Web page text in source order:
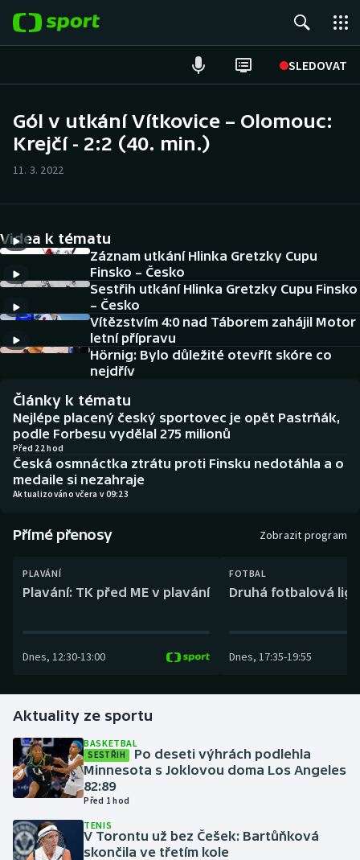
SLEDOVAT
Hokej
Cyklistika
DALŠÍ SPORTY
Americký fotbal
Baseball a softbal
Basketbal
Biatlon
Boby a skeleton
Box
Curling
Golf
Gymnastika
Házená
Jezdectví
NEPŘEHLÉDNĚTE
Historické návraty
Aplikace ČT sport
AZ kvíz
Gól v utkání Vítkovice – Olomouc:
Krejčí - 2:2 (40. min.)
11. 3. 2022
Videa k tématu
Záznam utkání Hlinka Gretzky Cupu
Finsko – Česko
Sestřih utkání Hlinka Gretzky Cupu Finsko
– Česko
Vítězstvím 4:0 nad Táborem zahájil Motor
letní přípravu
Hörnig: Bylo důležité otevřít skóre co
nejdřív
Články k tématu
Nejlépe placený český sportovec je opět Pastrňák,
podle Forbesu vydělal 275 milionů
Před 22 hod
Česká osmnáctka ztrátu proti Finsku nedotáhla a o
medaile si nezahraje
Aktualizováno včera v 09:23
Přímé přenosy Zobrazit program
PLAVÁNÍ
Plavání: TK před ME v plavání
Dnes, 12:30-13:00
FOTBAL
Druhá fotbalová
Dnes, 17:35-19:55
Aktuality ze sportu
BASKETBAL
SESTŘIH
Po deseti výhrách podlehla
Minnesota s Joklovou doma Los Angeles
82:89
Před 1 hod
TENIS
V Torontu už bez Češek: Bartůňková
skončila ve třetím kole